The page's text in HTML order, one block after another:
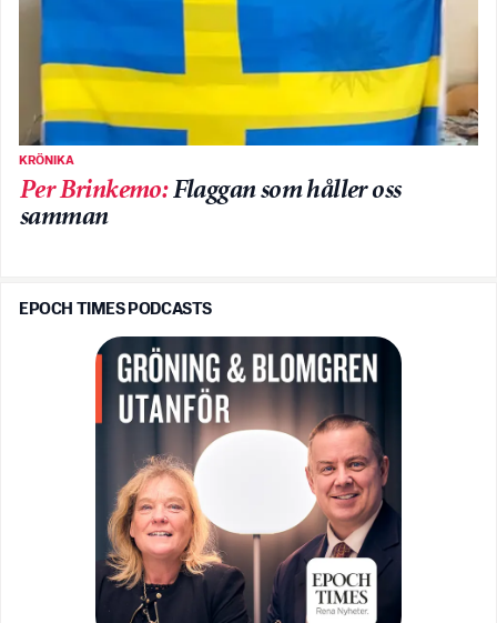
KRÖNIKA
Per Brinkemo:Flaggan som håller oss
samman
EPOCH TIMES PODCASTS